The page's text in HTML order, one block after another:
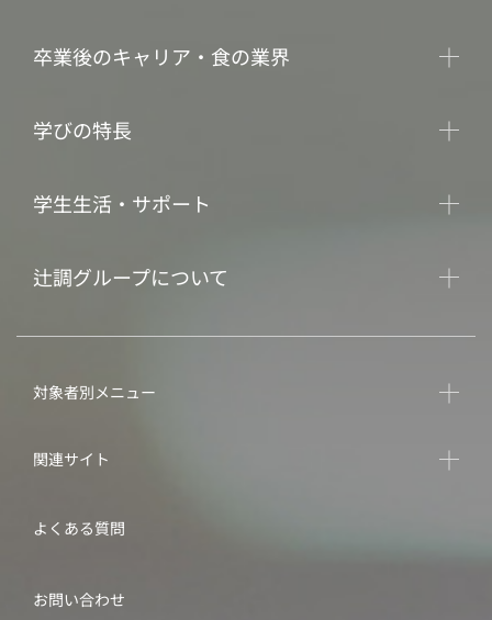
卒業後のキャリア・食の業界
学びの特長
学生生活・サポート
辻調グループについて
対象者別メニュー
関連サイト
よくある質問
お問い合わせ